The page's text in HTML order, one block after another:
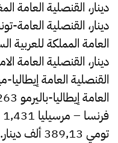
تومي 389,13 ألف دينار.